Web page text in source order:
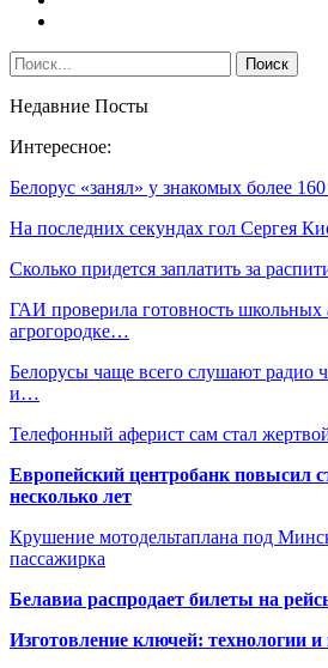
Недавние Посты
Интересное:
Белорус «занял» у знакомых более
На последних секундах гол Сергея
Сколько придется заплатить за
ГАИ проверила готовность школьных
агрогородке…
Белорусы чаще всего слушают радио
и…
Телефонный аферист сам стал
Европейский центробанк повысил
несколько лет
Крушение мотодельтаплана под
пассажирка
Белавиа распродает билеты на
Изготовление ключей: технологии и